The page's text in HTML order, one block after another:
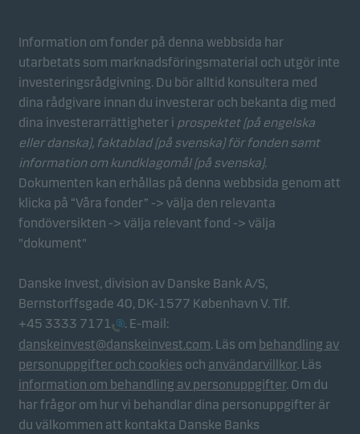
Information om fonder på denna webbsida har
utarbetats som marknadsföringsmaterial och utgör inte
investeringsrådgivning. Du bör alltid konsultera med
dina rådgivare innan du investerar och bekanta dig med
dina investerarrättigheter i prospektet (på engelska
eller danska), faktablad(på svenska) för fonden samt
information om kundklagomål (på svenska).
Dokumenten kan erhållas på denna webbsida genom att
klicka på “Våra fonder” -> välja den relevanta
fondöversikten -> välja relevant fond -> välja
"dokument"
Danske Invest, division av Danske Bank A/S,
Bernstorffsgade 40, DK-1577 København V. Tlf.
+45 3333 7171
. E-mail:
danskeinvest@danskeinvest.com. Läs om behandling av
personuppgifter och cookies och användarvillkor. Läs
information om behandling av personuppgifter. Om du
har frågor om hur vi behandlar dina personuppgifter är
du välkommen att kontakta Danske Banks
inställningar och de påverkar hur sidorna visas.
Statistikcookies
Vi använder statistikcookies för att spåra beteendet
hos besökare på vår webbplats i aggregerad form.
Detta gör det möjligt för oss att mäta och optimera
webbplatsens effektivitet.
Marknadsföringscookies
Marknadsföringscookies gör det möjligt för oss att
beteende så att vi kan tillhandahålla dig relevant
innehåll.